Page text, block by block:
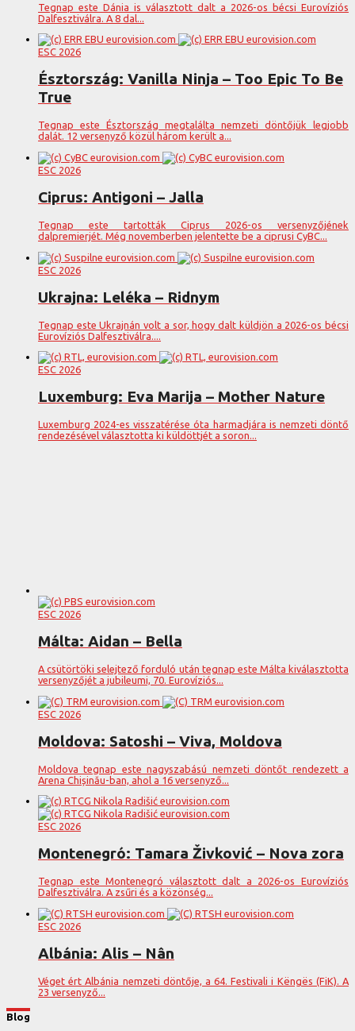
Tegnap este Dánia is választott dalt a 2026-os bécsi Eurovíziós
Dalfesztiválra. A 8 dal...
ESC 2026
Észtország: Vanilla Ninja – Too Epic To Be
True
Tegnap este Észtország megtalálta nemzeti döntőjük legjobb
dalát. 12 versenyző közül három került a...
ESC 2026
Ciprus: Antigoni – Jalla
Tegnap este tartották Ciprus 2026-os versenyzőjének
dalpremierjét. Még novemberben jelentette be a ciprusi CyBC...
ESC 2026
Ukrajna: Leléka – Ridnym
Tegnap este Ukrajnán volt a sor, hogy dalt küldjön a 2026-os bécsi
Eurovíziós Dalfesztiválra....
ESC 2026
Luxemburg: Eva Marija – Mother Nature
Luxemburg 2024-es visszatérése óta harmadjára is nemzeti döntő
rendezésével választotta ki küldöttjét a soron...
ESC 2026
Málta: Aidan – Bella
A csütörtöki selejtező forduló után tegnap este Málta kiválasztotta
versenyzőjét a jubileumi, 70. Eurovíziós...
ESC 2026
Moldova: Satoshi – Viva, Moldova
Moldova tegnap este nagyszabású nemzeti döntőt rendezett a
Arena Chișinău-ban, ahol a 16 versenyző...
ESC 2026
Montenegró: Tamara Živković – Nova zora
Tegnap este Montenegró választott dalt a 2026-os Eurovíziós
Dalfesztiválra. A zsűri és a közönség...
ESC 2026
Albánia: Alis – Nân
Véget ért Albánia nemzeti döntője, a 64. Festivali i Këngës (FiK). A
23 versenyző...
Blog